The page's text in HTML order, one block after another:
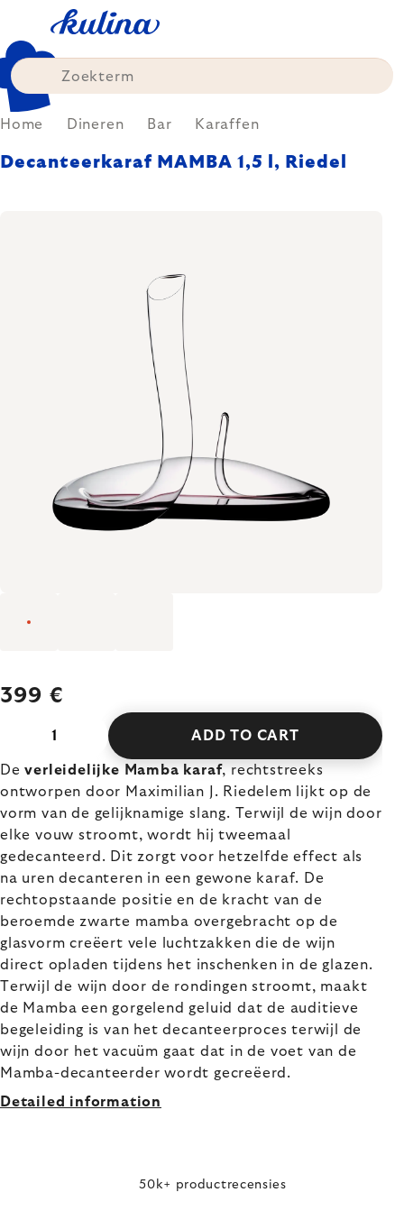
content
Home Dineren Bar Karaffen
Decanteerkaraf MAMBA 1,5 l, Riedel
399 €
ADD TO CART
Deverleidelijke Mamba karaf, rechtstreeks
ontworpen door Maximilian J. Riedelem lijkt op de
vorm van de gelijknamige slang. Terwijl de wijn door
elke vouw stroomt, wordt hij tweemaal
gedecanteerd. Dit zorgt voor hetzelfde effect als
na uren decanteren in een gewone karaf. De
rechtopstaande positie en de kracht van de
beroemde zwarte mamba overgebracht op de
glasvorm creëert vele luchtzakken die de wijn
direct opladen tijdens het inschenken in de glazen.
Terwijl de wijn door de rondingen stroomt, maakt
de Mamba een gorgelend geluid dat de auditieve
begeleiding is van het decanteerproces terwijl de
wijn door het vacuüm gaat dat in de voet van de
Mamba-decanteerder wordt gecreëerd.
Detailed information
50k+ productrecensies